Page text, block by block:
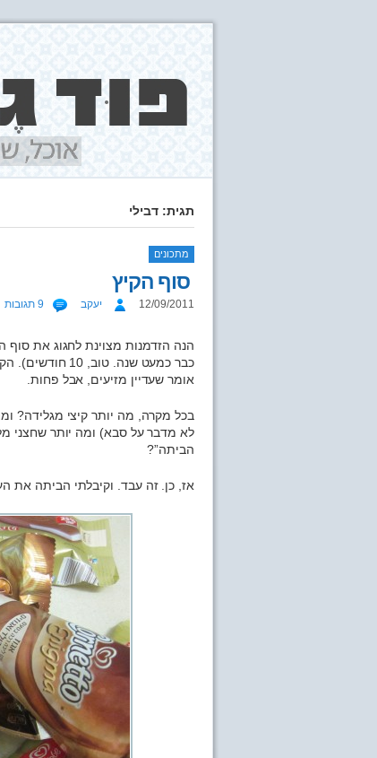
תגית: דבילי
מתכונים
סוף הקיץ
12/09/2011 יעקב 9 תגובות
הנה הזדמנות מצוינת לחגוג את סוף
כבר כמעט שנה.
אומר שעדיין מזיעים, אבל פחות.
בכל מקרה, מה יותר קיצי מגלידה?
לא מדבר על סבא) ומה יותר שחצני
הביתה”?
אז, כן. זה עבד. וקיבלתי הביתה את